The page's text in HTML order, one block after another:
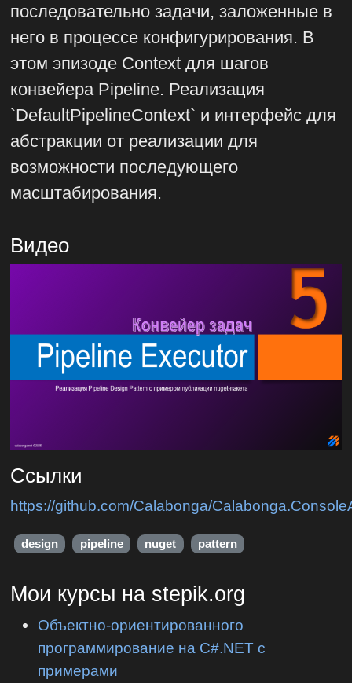
последовательно задачи, заложенные в
него в процессе конфигурирования. В
этом эпизоде Context для шагов
конвейера Pipeline. Реализация
`DefaultPipelineContext` и интерфейс для
абстракции от реализации для
возможности последующего
масштабирования.
Видео
Ссылки
https://github.com/Calabonga/
design pipeline nuget pattern
Мои курсы на stepik.org
Объектно-ориентированного
программирование на C#.NET с
примерами